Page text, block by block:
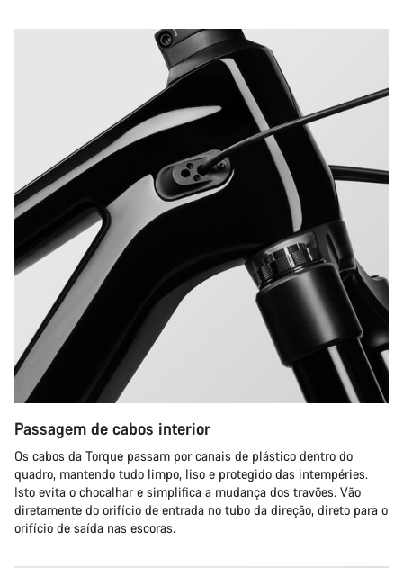
Passagem de cabos interior
Os cabos da Torque passam por canais de plástico dentro do
quadro, mantendo tudo limpo, liso e protegido das intempéries.
Isto evita o chocalhar e simplifica a mudança dos travões. Vão
diretamente do orifício de entrada no tubo da direção, direto para o
orifício de saída nas escoras.